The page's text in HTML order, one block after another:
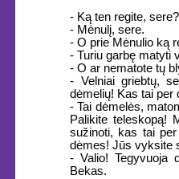
- Ką ten regite, sere?
- Mėnulį, sere.
- O prie Mėnulio ką
- Turiu garbę matyti
- O ar nematote tų
- Velniai griebtų,
dėmelių! Kas tai per
- Tai dėmelės,
Palikite teleskopą!
sužinoti, kas tai
dėmes! Jūs vyksite
- Valio! Tegyvuoja
Bekas.